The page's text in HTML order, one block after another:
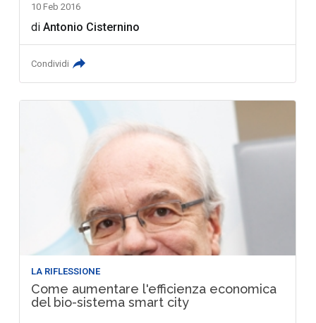
10 Feb 2016
diAntonio Cisternino
Condividi
LA RIFLESSIONE
Come aumentare l'efficienza economica
del bio-sistema smart city